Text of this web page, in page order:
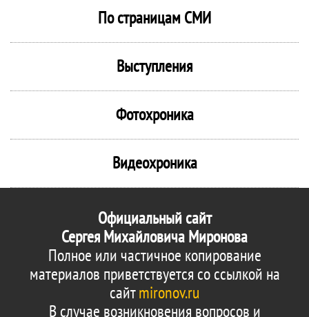
По страницам СМИ
Выступления
Фотохроника
Видеохроника
Официальный сайт
Сергея Михайловича Миронова
Полное или частичное копирование
материалов приветствуется со ссылкой на
сайтmironov.ru
В случае возникновения вопросов и